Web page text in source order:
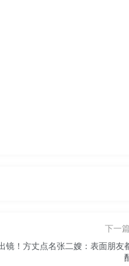
和一个产品都有自己的局限
框架不可能适合各种方
经APP作者:白阳编辑:金山
下一篇
镜！方丈点名张二嫂：表面朋友